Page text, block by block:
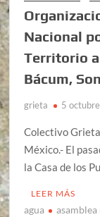
Nacional
Territorio
Bácum,
grieta 5
Colectivo
México.- El
la Casa de los
LEER MÁS
agua